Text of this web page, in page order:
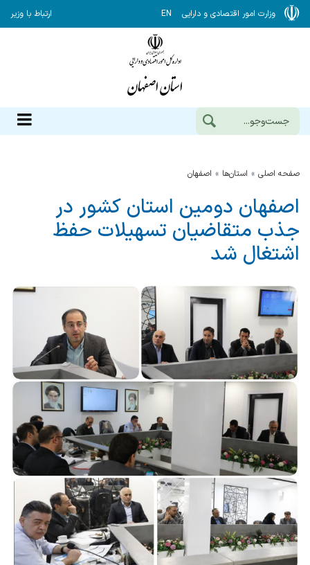
وزارت امور اقتصادی و دارایی EN ارتباط با وزیر
صفحه اصلی استان‌ها اصفهان
اصفهان دومین استان کشور در
جذب متقاضیان تسهیلات حفظ
اشتغال شد